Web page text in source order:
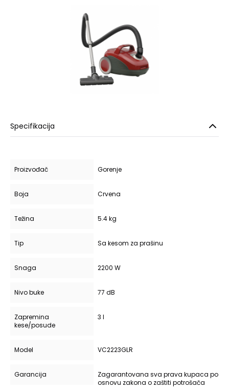
Specifikacija
Proizvođač Gorenje
Boja Crvena
Težina 5.4 kg
Tip Sa kesom za prašinu
Snaga 2200 W
Nivo buke 77 dB
Zapremina
kese/posude
3 l
Model VC2223GLR
Garancija
Zagarantovana sva prava kupaca po
osnovu zakona o zaštiti potrošača